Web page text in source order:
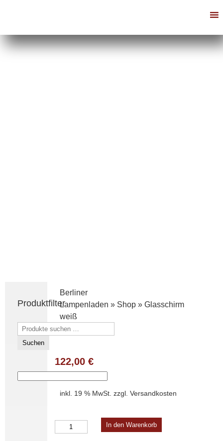
Produktfilter
Suchen
nach:
Suchen
Berliner
Lampenladen » Shop» Glasschirm
weiß
122,00 €
inkl. 19 % MwSt. zzgl. Versandkosten
Glasschirm
weiß
In den Warenkorb